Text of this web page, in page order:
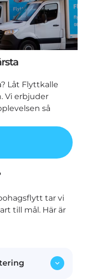
Låt Flyttkalle
Vi erbjuder
så
tar vi
till mål. Här är